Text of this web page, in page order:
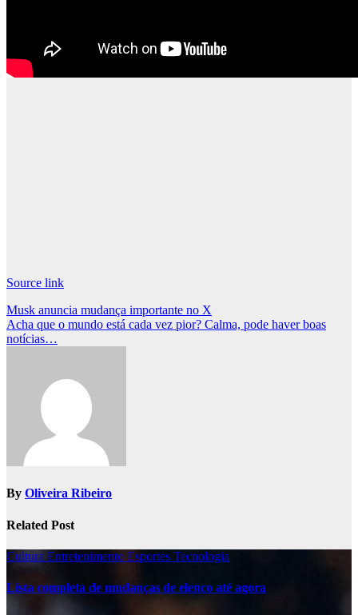
Source link
Post
navigation
Musk anuncia mudança importante no X
Acha que o mundo está cada vez pior? Calma, pode haver boas
notícias…
By Oliveira Ribeiro
Related Post
Cultura Entretenimento Esportes Tecnologia
Lista completa de mudanças de elenco até agora